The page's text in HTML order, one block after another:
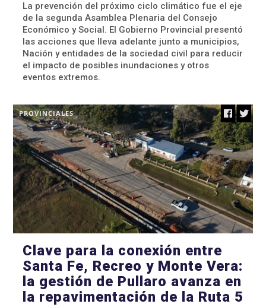
La prevención del próximo ciclo climático fue el eje
de la segunda Asamblea Plenaria del Consejo
Económico y Social. El Gobierno Provincial presentó
las acciones que lleva adelante junto a municipios,
Nación y entidades de la sociedad civil para reducir
el impacto de posibles inundaciones y otros
eventos extremos.
PROVINCIALES
Clave para la conexión entre
Santa Fe, Recreo y Monte Vera:
la gestión de Pullaro avanza en
la repavimentación de la Ruta 5